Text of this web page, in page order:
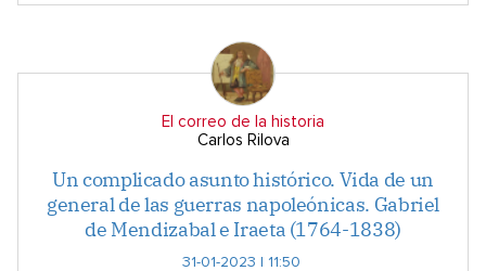
El correo de la historia
Carlos Rilova
Un complicado asunto histórico. Vida de un
general de las guerras napoleónicas. Gabriel
de Mendizabal e Iraeta (1764-1838)
31-01-2023 | 11:50